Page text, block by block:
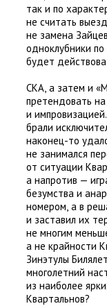
так и по
не считать
не замена
одноклубники
будет
СКА, а затем и
претендовать
и
брали
наконец-то
не занимался
от ситуации
а напротив —
безумства и
номером, а в
и заставил их
не многим
а не крайности
Зинэтулы
многолетний
из наиболее
Квартальнов?